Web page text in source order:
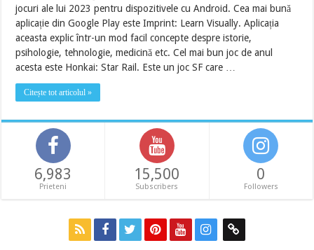
jocuri ale lui 2023 pentru dispozitivele cu Android. Cea mai bună
aplicație din Google Play este Imprint: Learn Visually. Aplicația
aceasta explic într-un mod facil concepte despre istorie,
psihologie, tehnologie, medicină etc. Cel mai bun joc de anul
acesta este Honkai: Star Rail. Este un joc SF care …
Citește tot articolul »
6,983
Prieteni
15,500
Subscribers
0
Followers